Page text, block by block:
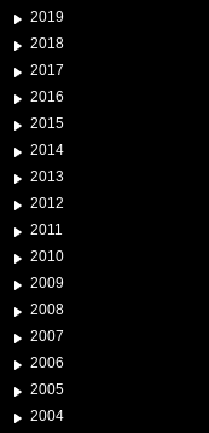
2019
2018
2017
2016
2015
2014
2013
2012
2011
2010
2009
2008
2007
2006
2005
2004